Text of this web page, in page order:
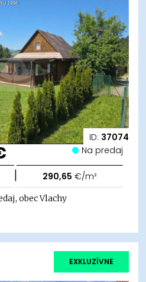
ID: 37074
Na predaj
| 290,65 €/m²
obec Vlachy
EXKLUZÍVNE